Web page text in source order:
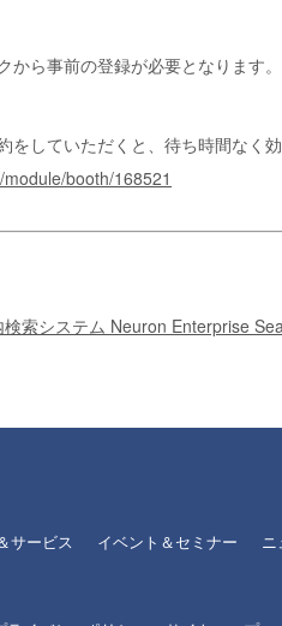
ら事前の登録が必要となります。
していただくと、待ち時間なく
booth/168521
検索システム Neuron Enterprise
サービス イベント＆セミナー